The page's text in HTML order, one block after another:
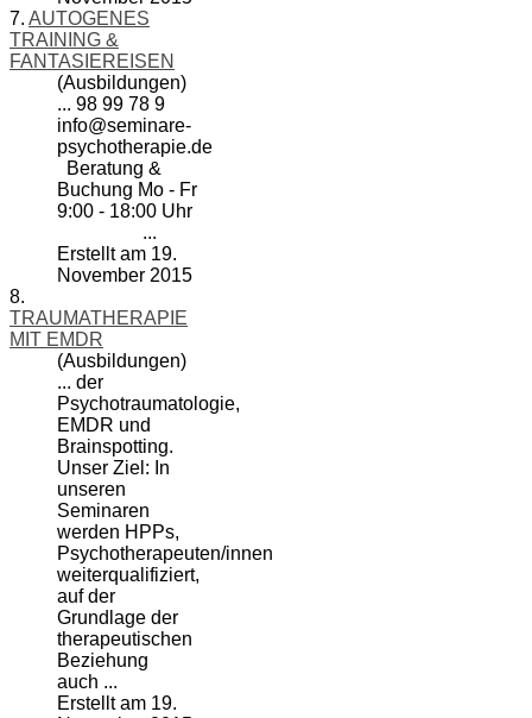
7. AUTOGENES
TRAINING &
FANTASIEREISEN
(Ausbildungen)
... 98 99 78 9
info@seminare-
psychotherapie.de
Beratung &
Buchung Mo - Fr
9:00 - 18:00 Uhr
...
Erstellt am 19.
November 2015
8.
TRAUMATHERAPIE
MIT EMDR
(Ausbildungen)
... der
Psychotraumatologie,
EMDR und
Brainspotting.
Unser Ziel: In
unseren
Seminaren
werden HPPs,
Psychotherapeuten/innen
weiterqualifiziert,
auf der
Grundlage der
therapeutischen
Beziehung
auch ...
Erstellt am 19.